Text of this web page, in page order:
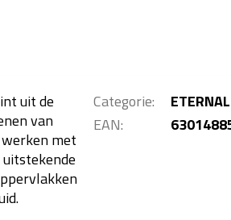
uit de
van
met
Categorie:
ETERNAL
EAN: